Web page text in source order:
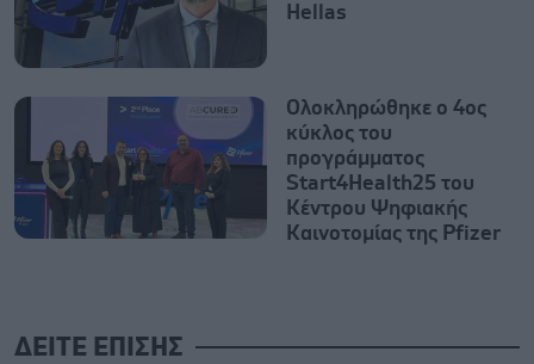
Hellas
Ολοκληρώθηκε ο 4ος
κύκλος του
προγράμματος
Start4Health25 του
Κέντρου Ψηφιακής
Καινοτομίας της Pfizer
ΔΕΙΤΕ ΕΠΙΣΗΣ